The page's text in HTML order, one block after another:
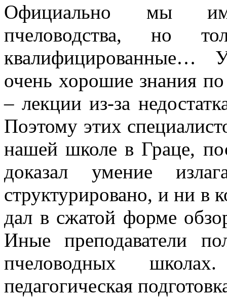
Официально мы
пчеловодства, но
квалифицированные…
очень хорошие знания
– лекции из-за
Поэтому этих
нашей школе в Граце,
доказал умение
структурировано, и ни в
дал в сжатой форме
Иные преподаватели
пчеловодных
педагогическая